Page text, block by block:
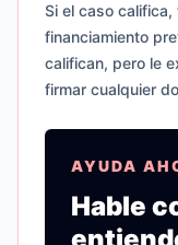
Si el caso
financiamiento
califican, pero le
firmar cualquier
AYUDA
Hable